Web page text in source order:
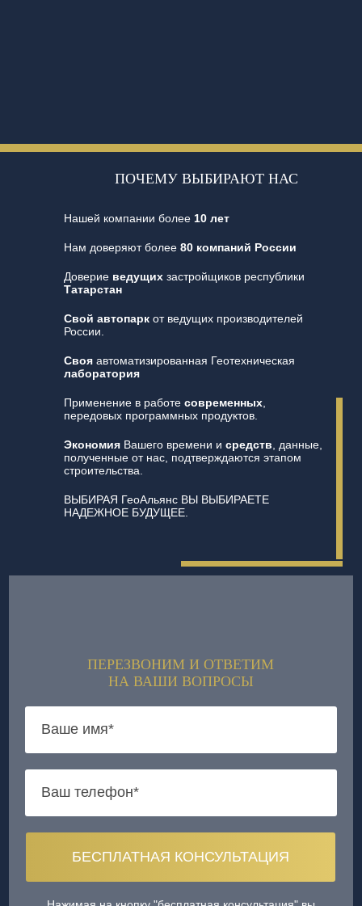
ПОЧЕМУ ВЫБИРАЮТ НАС
Нашей компании более 10 лет
Нам доверяют более 80 компаний России
Доверие ведущихзастройщиков республики
Татарстан
Свой автопаркот ведущих производителей
России.
Свояавтоматизированная Геотехническая
лаборатория
Применение в работе современных,
передовых программных продуктов.
ЭкономияВашего времени и средств , данные,
полученные от нас, подтверждаются этапом
строительства.
ВЫБИРАЯ ГеоАльянс ВЫ ВЫБИРАЕТЕ
НАДЕЖНОЕ БУДУЩЕЕ.
ПЕРЕЗВОНИМ И ОТВЕТИМ
НА ВАШИ ВОПРОСЫ